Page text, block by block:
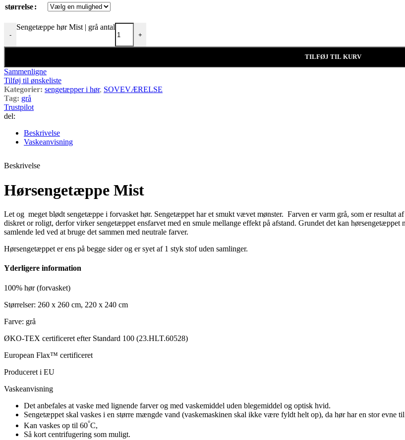
størrelse
-
Sengetæppe hør Mist | grå antal
+
TILFØJ TIL KURV
Sammenligne
Tilføj til ønskeliste
Kategorier: sengetæpper i hør, SOVEVÆRELSE
Tag: grå
Trustpilot
del:
Beskrivelse
Vaskeanvisning
Beskrivelse
Hørsengetæppe Mist
Let og meget blødt sengetæppe i forvasket hør. Sengetæppet har et smukt vævet mønster. Farven er varm grå, som er resultat
diskret or roligt, derfor virker sengetæppet ensfarvet med en smule mellange effekt på afstand. Grundet det kan
samlende led ved at bruge det sammen med neutrale farver.
Hørsengetæppet er ens på begge sider og er syet af 1 styk stof uden samlinger.
Yderligere information
100% hør (forvasket)
Størrelser: 260 x 260 cm, 220 x 240 cm
Farve: grå
ØKO-TEX certificeret efter Standard 100 (23.HLT.60528)
European Flax™ certificeret
Produceret i EU
Vaskeanvisning
Det anbefales at vaske med lignende farver og med vaskemiddel uden blegemiddel og optisk hvid.
Sengetæppet skal vaskes i en større mængde vand (vaskemaskinen skal ikke være fyldt helt op), da hør har en stor evne
Kan vaskes op til 60°C,
Så kort centrifugering som muligt.